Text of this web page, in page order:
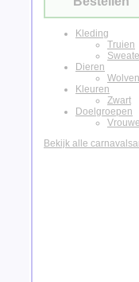
Kleding
Truien
Dieren
Wolven
Kleuren
Zwart
Doelgroepen
Bekijk alle